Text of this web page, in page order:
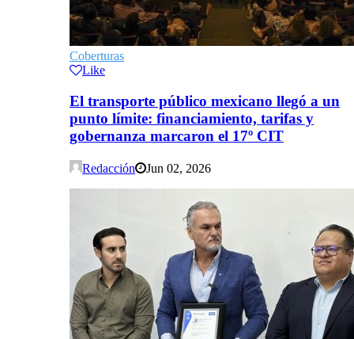
Coberturas
Like
El transporte público mexicano llegó a un
punto límite: financiamiento, tarifas y
gobernanza marcaron el 17º CIT
Redacción Jun 02, 2026